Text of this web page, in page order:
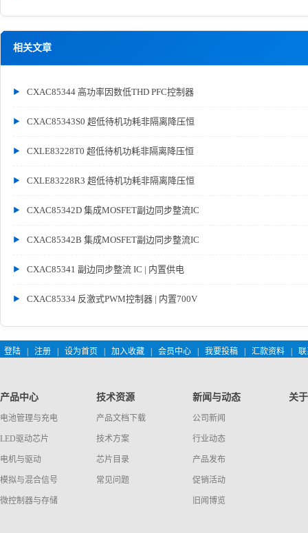
相关文章
CXAC85344 高功率因数低THD PFC控制器
CXAC85343S0 超低待机功耗非隔离降压恒
CXLE83228T0 超低待机功耗非隔离降压恒
CXLE83228R3 超低待机功耗非隔离降压恒
CXAC85342D 集成MOSFET副边同步整流IC
CXAC85342B 集成MOSFET副边同步整流IC
CXAC85341 副边同步整流 IC | 内置供电
CXAC85334 反激式PWM控制器 | 内置700V
登陆 | 注册 | 设为首页 | 加入收藏 | 会员中心 | 我要投稿 | 汇款资料 |
产品中心
电池管理与充电
LED驱动芯片
电机与驱动
模拟与混合信号
微控制器与存储
技术资源
产品文档下载
技术方案
芯片目录
常见问题
新闻与动态
公司新闻
行业动态
产品发布
促销活动
旧闻博览
关